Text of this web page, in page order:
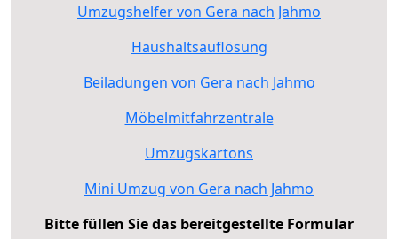
Umzugshelfer von Gera nach Jahmo
Haushaltsauflösung
Beiladungen von Gera nach Jahmo
Möbelmitfahrzentrale
Umzugskartons
Mini Umzug von Gera nach Jahmo
Bitte füllen Sie das bereitgestellte Formular